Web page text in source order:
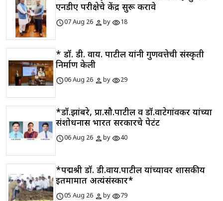
एनडीए परीक्षेचे केंद्र सुरू करावे
schedule07 Aug 26 personbyvisibility18
* डॉ. डी. वाय. पाटील यांनी गुणवत्तेची संस्कृती
निर्माण केली
schedule06 Aug 26 personbyvisibility29
*डॉ.झांबरे, प्रा.सौ.पाटील व डॉ.वाटेगांवकर यांच्या
संशोधनास भारत सरकारचे पेटंट
schedule06 Aug 26 personbyvisibility40
*पद्मश्री डॉ. डी.वाय.पाटील यांच्यावर शासकीय
इतमामात अत्यंसंस्कार*
schedule05 Aug 26 personbyvisibility79